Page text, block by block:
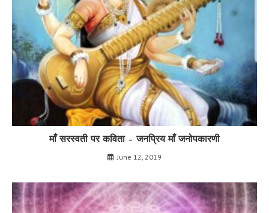
माँ सरस्वती पर कविता – जनप्रिय माँ जनोपकारणी
June 12, 2019